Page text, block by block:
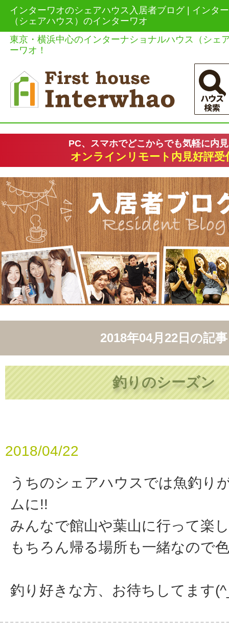
インターワオのシェアハウス入居者ブログ | インタ
（シェアハウス）のインターワオ
東京・横浜中心のインターナショナルハウス（シェ
ーワオ！
PC、スマホでどこからでも気軽に内
オンラインリモート内見好評受
2018年04月22日 の記事
釣りのシーズン
2018/04/22
うちのシェアハウスでは魚釣り
ムに!!
みんなで館山や葉山に行って楽
もちろん帰る場所も一緒なので
釣り好きな方、お待ちしてます